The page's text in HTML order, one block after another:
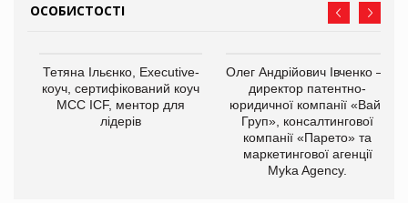
ОСОБИСТОСТІ
Тетяна Ільєнко, Executive-
коуч, сертифікований коуч
МСС ICF, ментор для
лідерів
Олег Андрійович Івченко —
директор патентно-
юридичної компанії «Вайз
Груп», консалтингової
компанії «Парето» та
маркетингової агенції
Myka Agency.